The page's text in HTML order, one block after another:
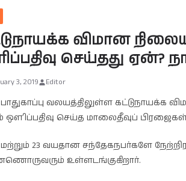
விமான
செய்தது ஏன்?
3, 2019 Editor
வலயத்திலுள்ள கட்டுநாயக்க
ஔிப்பதிவு செய்த மாலைதீவுப்
மற்றும் 23 வயதான சந்தேகநபர்களே
உள்ளடங்குகிறார்.